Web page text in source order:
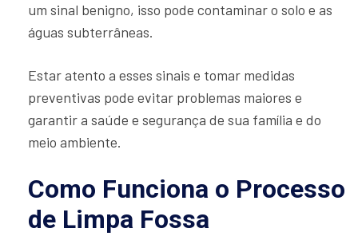
um sinal benigno, isso pode contaminar o solo e as
águas subterrâneas.
Estar atento a esses sinais e tomar medidas
preventivas pode evitar problemas maiores e
garantir a saúde e segurança de sua família e do
meio ambiente.
Como Funciona o Processo
de Limpa Fossa